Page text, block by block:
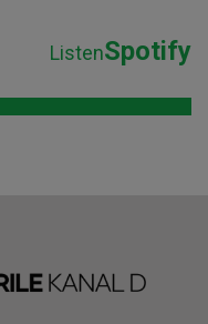
ListenSpotify